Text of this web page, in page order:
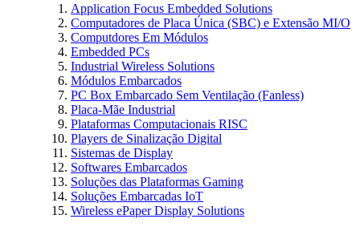
Application Focus Embedded Solutions
Computadores de Placa Única (SBC) e Extensão MI/O
Computdores Em Módulos
Embedded PCs
Industrial Wireless Solutions
Módulos Embarcados
PC Box Embarcado Sem Ventilação (Fanless)
Placa-Mãe Industrial
Plataformas Computacionais RISC
Players de Sinalização Digital
Sistemas de Display
Softwares Embarcados
Soluções das Plataformas Gaming
Soluções Embarcadas IoT
Wireless ePaper Display Solutions